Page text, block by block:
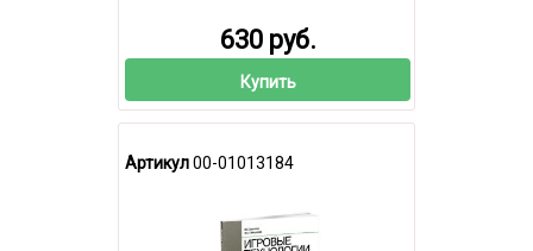
630 руб.
Купить
Артикул00-01013184